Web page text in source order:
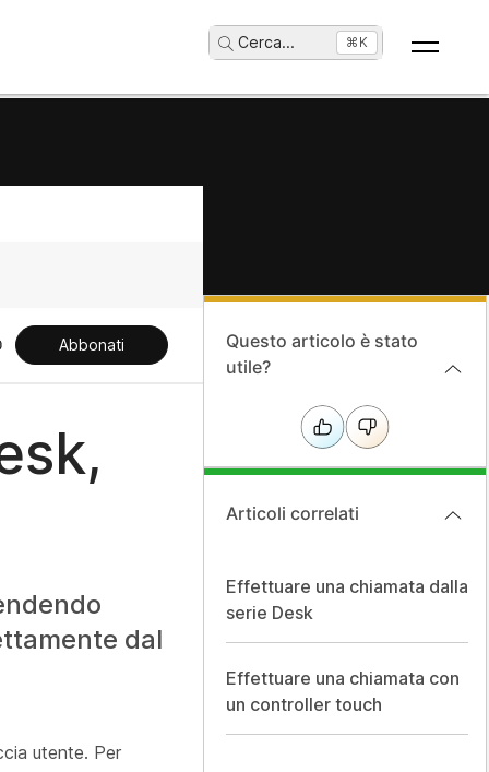
Cerca... ⌘K
Abbonati
dal
utente. Per
Questo articolo è stato
utile?
Articoli correlati
Effettuare una chiamata dalla
serie Desk
Effettuare una chiamata con
un controller touch